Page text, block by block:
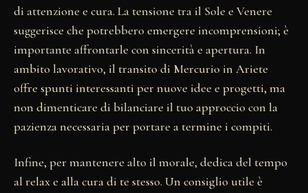
di attenzione e cura. La tensione tra il Sole e Venere
suggerisce che potrebbero emergere incomprensioni; è
importante affrontarle con sincerità e apertura. In
ambito lavorativo, il transito di Mercurio in Ariete
offre spunti interessanti per nuove idee e progetti, ma
non dimenticare di bilanciare il tuo approccio con la
pazienza necessaria per portare a termine i compiti.
Infine, per mantenere alto il morale, dedica del tempo
al relax e alla cura di te stesso. Un consiglio utile è